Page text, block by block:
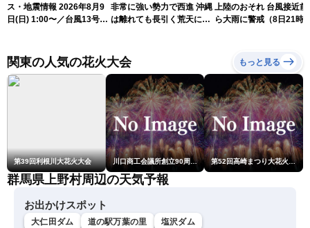
ス・地震情報 2026年8月9
日(日) 1:00〜／台風13号・
LiVE〉
非常に強い勢力で西進 沖縄
は離れても長引く荒天に厳
上陸のおそれ 台風接近前
ら大雨に警戒（8日21時
関東の人気の花火大会 もっと見る
第39回利根川大花火大会 川口商工会議所創立90周年・青年部40周年・女性会30周年記念 第6回川口花火大会 第52回高崎まつり大花火大会
群馬県上野村周辺の天気予報
お出かけスポット
大仁田ダム 道の駅万葉の里
塩沢ダム